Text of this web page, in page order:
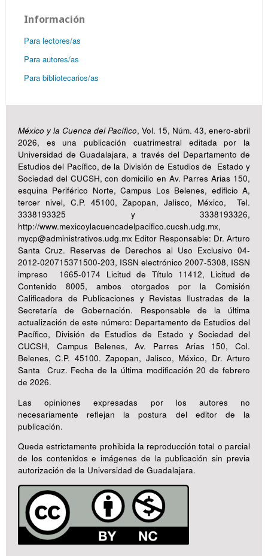
Información
Para lectores/as
Para autores/as
Para bibliotecarios/as
México y la Cuenca del Pacífico, Vol. 15, Núm. 43, enero-abril
2026, es una publicación cuatrimestral editada por la
Universidad de Guadalajara, a través del Departamento de
Estudios del Pacífico, de la División de Estudios de Estado y
Sociedad del CUCSH, con domicilio en Av. Parres Arias 150,
esquina Periférico Norte, Campus Los Belenes, edificio A,
tercer nivel, C.P. 45100, Zapopan, Jalisco, México, Tel.
3338193325 y 3338193326,
http://www.mexicoylacuencadelpacifico.cucsh.udg.mx,
mycp@administrativos.udg.mx Editor Responsable: Dr. Arturo
Santa Cruz. Reservas de Derechos al Uso Exclusivo 04-
2012-020715371500-203, ISSN electrónico 2007-5308, ISSN
impreso 1665-0174 Licitud de Título 11412, Licitud de
Contenido 8005, ambos otorgados por la Comisión
Calificadora de Publicaciones y Revistas Ilustradas de la
Secretaría de Gobernación. Responsable de la última
actualización de este número: Departamento de Estudios del
Pacífico, División de Estudios de Estado y Sociedad del
CUCSH, Campus Belenes, Av. Parres Arias 150, Col.
Belenes, C.P. 45100. Zapopan, Jalisco, México, Dr. Arturo
Santa Cruz. Fecha de la última modificación 20 de febrero
de 2026.
Las opiniones expresadas por los autores no
necesariamente reflejan la postura del editor de la
publicación.
Queda estrictamente prohibida la reproducción total o parcial
de los contenidos e imágenes de la publicación sin previa
autorización de la Universidad de Guadalajara.